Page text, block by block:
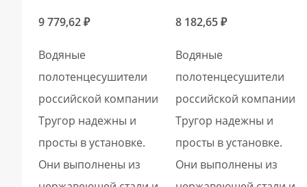
9 779,62₽
Водяные
полотенцесушители
российской компании
Тругор надежны и
просты в установке.
Они выполнены из
8 182,65₽
Водяные
полотенцесушители
российской компании
Тругор надежны и
просты в установке.
Они выполнены из